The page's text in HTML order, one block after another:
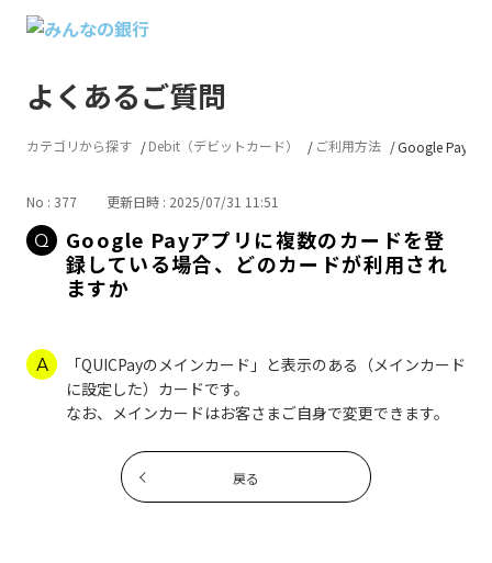
よくあるご質問
カテゴリから探す Debit（デビットカード） ご利用方法 Google Payア
No : 377 更新日時 : 2025/07/31 11:51
Google Payアプリに複数のカードを登
録している場合、どのカードが利用され
ますか
「QUICPayのメインカード」と表示のある（メインカード
に設定した）カードです。
なお、メインカードはお客さまご自身で変更できます。
戻る